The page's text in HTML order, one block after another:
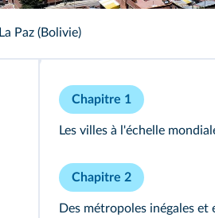
La Paz (Bolivie)
Chapitre 1
Les villes à l'échelle
Chapitre 2
Des métropoles inégales et